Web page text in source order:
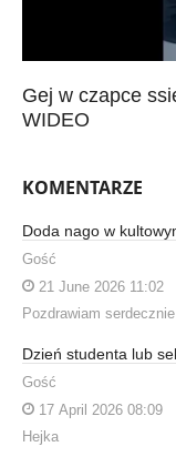
Gej w czapce
WIDEO
KOMENTARZE
Doda nago w
Gość
21 June 2026 11:02
Pozdrawiam
Dzień studenta lub
Gość
17 April 2026 08:09
Hejka